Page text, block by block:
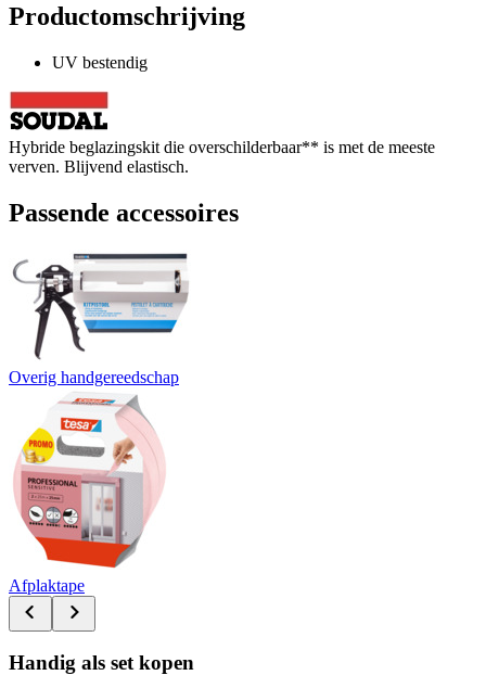
Productomschrijving
UV bestendig
Hybride beglazingskit die overschilderbaar** is met de meeste
verven. Blijvend elastisch.
Passende accessoires
Overig handgereedschap
Afplaktape
Handig als set kopen